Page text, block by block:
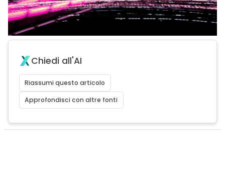
Chiedi all'AI
Riassumi questo articolo
Approfondisci con altre fonti